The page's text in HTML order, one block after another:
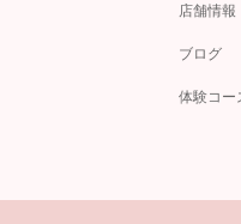
店舗情報
ブログ
体験コー